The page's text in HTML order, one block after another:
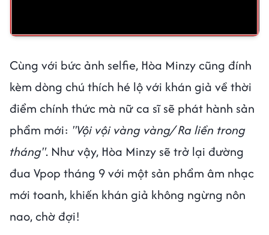
Cùng với bức ảnh selfie, Hòa Minzy cũng đính
kèm dòng chú thích hé lộ với khán giả về thời
điểm chính thức mà nữ ca sĩ sẽ phát hành sản
phẩm mới: "Vội vội vàng vàng/ Ra liền trong
tháng". Như vậy, Hòa Minzy sẽ trở lại đường
đua Vpop tháng 9 với một sản phẩm âm nhạc
mới toanh, khiến khán giả không ngừng nôn
nao, chờ đợi!